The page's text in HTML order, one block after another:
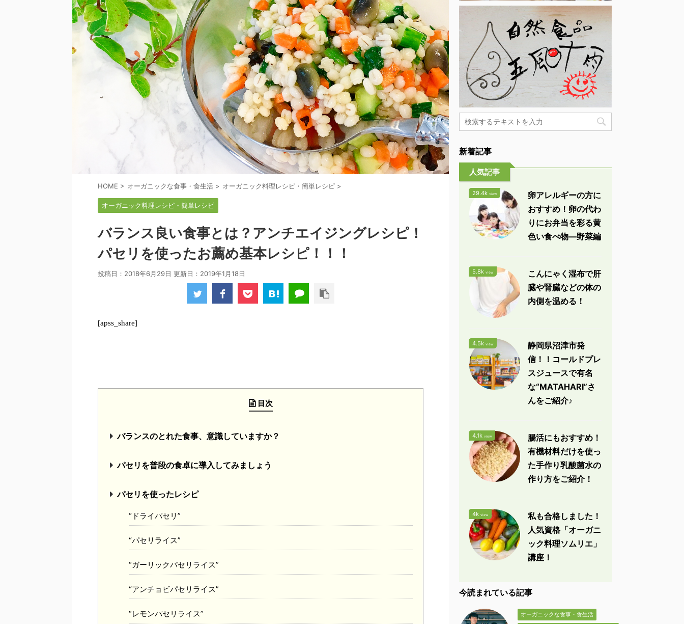
HOME > オーガニックな食事・食生活 > オーガニック料理レシピ・簡単レシピ >
オーガニック料理レシピ・簡単レシピ
バランス良い食事とは？アンチエイジングレシピ！
パセリを使ったお薦め基本レシピ！！！
投稿日：2018年6月29日 更新日： 2019年1月18日
[apss_share]
目次
バランスのとれた食事、意識していますか？
パセリを普段の食卓に導入してみましょう
パセリを使ったレシピ
“ドライパセリ”
“パセリライス”
“ガーリックパセリライス”
“アンチョビパセリライス”
“レモンパセリライス”
新着記事
人気記事
29.4k view
卵アレルギーの方に
おすすめ！卵の代わ
りにお弁当を彩る黄
色い食べ物―野菜編
5.8k view
こんにゃく湿布で肝
臓や腎臓などの体の
内側を温める！
4.5k view
静岡県沼津市発
信！！コールドプレ
スジュースで有名
な“MATAHARI”さ
んをご紹介♪
4.1k view
腸活にもおすすめ！
有機材料だけを使っ
た手作り乳酸菌水の
作り方をご紹介！
4k view
私も合格しました！
人気資格「オーガニ
ック料理ソムリエ」
講座！
今読まれている記事
オーガニックな食事・食生活